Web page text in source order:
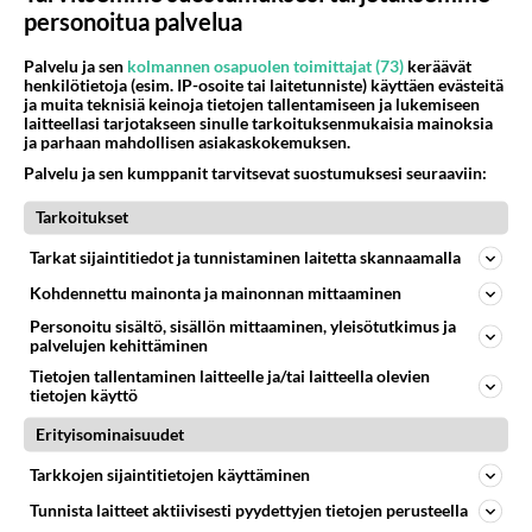
Kommentoi aloitusta...
Ketjusta on poistettu3sääntöjenvastaista viestiä.
Takaisin ylös
LUETUIMMAT KESKUSTELUT
PÄIVÄ VIIKKO KUUKAUSI
Mitä tuot pöytään parisuhteessa?
04.08.2026 16:53
370
1509
Martinan bisneksillä ei mene hyvin
244
954
personoitua palvelua
Palvelu ja sen kolmannen osapuolen toimittajat (73) keräävät
henkilötietoja (esim. IP-osoite tai laitetunniste) käyttäen evästeitä
ja muita teknisiä keinoja tietojen tallentamiseen ja lukemiseen
laitteellasi tarjotakseen sinulle tarkoituksenmukaisia mainoksia
ja parhaan mahdollisen asiakaskokemuksen.
Palvelu ja sen kumppanit tarvitsevat suostumuksesi seuraaviin:
Tarkoitukset
Tarkat sijaintitiedot ja tunnistaminen laitetta skannaamalla
Kohdennettu mainonta ja mainonnan mittaaminen
Personoitu sisältö, sisällön mittaaminen, yleisötutkimus ja
palvelujen kehittäminen
Tietojen tallentaminen laitteelle ja/tai laitteella olevien
tietojen käyttö
Erityisominaisuudet
Tarkkojen sijaintitietojen käyttäminen
Tunnista laitteet aktiivisesti pyydettyjen tietojen perusteella